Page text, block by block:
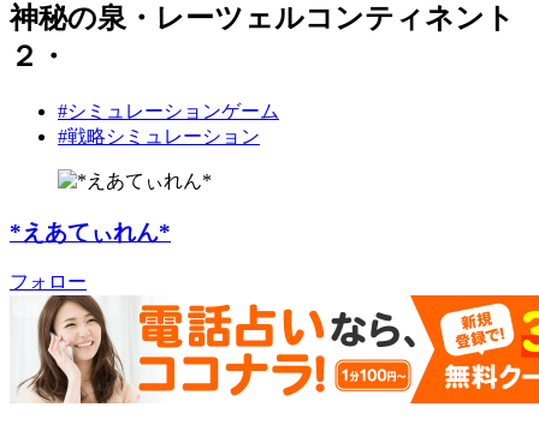
神秘の泉・レーツェルコンティネント
２・
#シミュレーションゲーム
#戦略シミュレーション
*えあてぃれん*
フォロー